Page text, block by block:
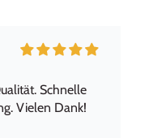
Schnelle
Vielen Dank!